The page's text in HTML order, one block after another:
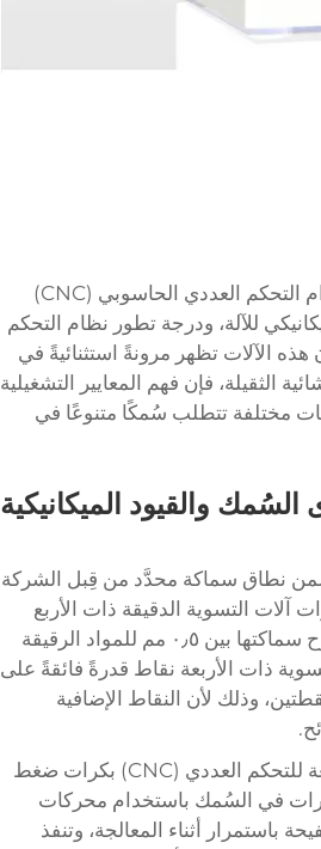
تعتمد قابلية التكيُّف مع السُمك في آلة تسوية دقة رباعية الاتجاه باستخدام التحكم العددي الحاسوبي (CNC)
للآلة، ودرجة تطور نظام التحكم
الآلات تظهر مرونةً استثنائيةً في
الثقيلة، فإن فهم المعايير التشغيلية
مختلفة تتطلب سُمكًا متنوعًا في
السُمك والقيود الميكانيكية
ضمن نطاق سماكة محدَّد من قِبل الشركة
آلات التسوية الدقيقة ذات الأربع
محاور المُتحكَّم بها رقميًا من الدرجة الصناعية معالجة الصفائح التي تتراوح سماكتها بين ٠٫٥ مم للمواد الرقيقة
التسوية ذات الأربعة نقاط قدرةً فائقةً على
وذلك لأن النقاط الإضافية
يضم التصميم الميكانيكي لآلة التسوية الدقيقة ذات الأربع مراحل الخاضعة للتحكم العددي (CNC) بكرات ضغط
في السُمك باستخدام محركات
أثناء المعالجة، وتنفذ